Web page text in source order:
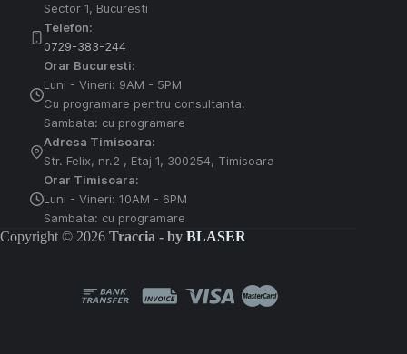
Sector 1, Bucuresti
Telefon:
0729-383-244
Orar Bucuresti:
Luni - Vineri: 9AM - 5PM
Cu programare pentru consultanta.
Sambata: cu programare
Adresa Timisoara:
Str. Felix, nr.2 , Etaj 1, 300254, Timisoara
Orar Timisoara:
Luni - Vineri: 10AM - 6PM
Sambata: cu programare
Copyright © 2026 Traccia - by BLASER